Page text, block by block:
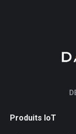
Produits IoT